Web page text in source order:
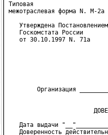
Типовая
межотраслевая форма N. М-2а
Утверждена Постановлением
Госкомстата России
от 30.10.1997 N. 71а
Организация
ДОВЕРЕННОСТЬ
Дата выдачи
Доверенность